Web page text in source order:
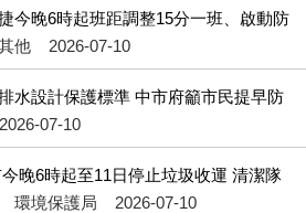
今晚6時起班距調整15分一班、啟動防
他 2026-07-10
水設計保護標準 中市府籲市民提早防
2026-07-10
晚6時起至11日停止垃圾收運 清潔隊
環境保護局 2026-07-10